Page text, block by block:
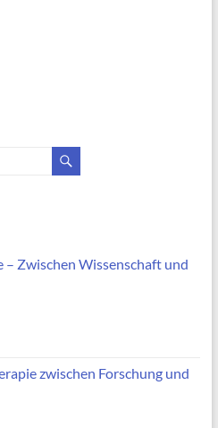
Zwischen Wissenschaft und
zwischen Forschung und